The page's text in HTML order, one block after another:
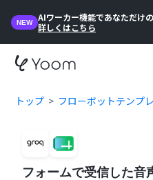
NEW
AIワーカー機能であなただけ
詳しくはこちら
トップ フローボットテンプ
フォームで受信した音